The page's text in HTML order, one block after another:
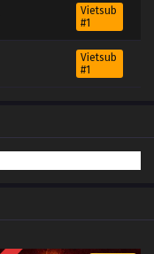
Vietsub
#1
Vietsub
#1